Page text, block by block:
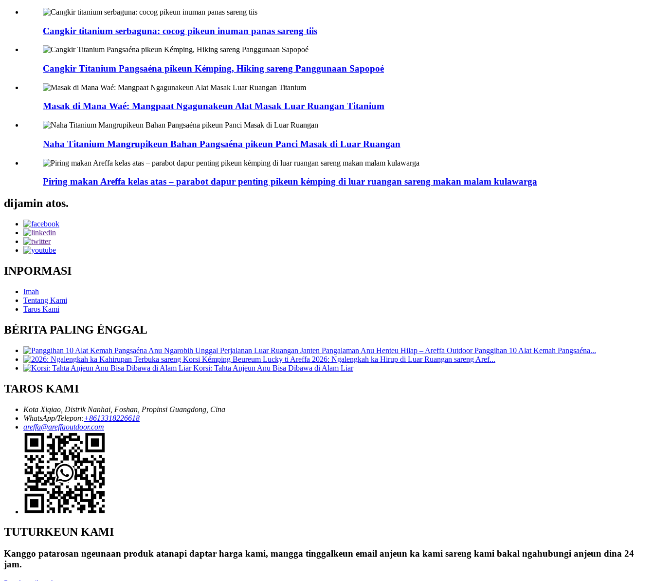
Cangkir titanium serbaguna: cocog pikeun inuman panas sareng tiis
Cangkir Titanium Pangsaéna pikeun Kémping, Hiking sareng Panggunaan Sapopoé
Masak di Mana Waé: Mangpaat Ngagunakeun Alat Masak Luar Ruangan Titanium
Naha Titanium Mangrupikeun Bahan Pangsaéna pikeun Panci Masak di Luar Ruangan
Piring makan Areffa kelas atas – parabot dapur penting pikeun kémping di luar ruangan sareng makan malam kulawarga
dijamin atos.
INPORMASI
Imah
Tentang Kami
Taros Kami
BÉRITA PALING ÉNGGAL
Panggihan 10 Alat Kemah Pangsaéna...
2026: Ngalengkah ka Hirup di Luar Ruangan sareng Aref...
Korsi: Tahta Anjeun Anu Bisa Dibawa di Alam Liar
TAROS KAMI
Kota Xiqiao, Distrik Nanhai, Foshan, Propinsi Guangdong, Cina
WhatsApp/Telepon:+8613318226618
areffa@areffaoutdoor.com
TUTURKEUN KAMI
Kanggo patarosan ngeunaan produk atanapi daptar harga kami, mangga tinggalkeun email anjeun ka kami sareng kami bakal ngahubungi anjeun dina 24
jam.